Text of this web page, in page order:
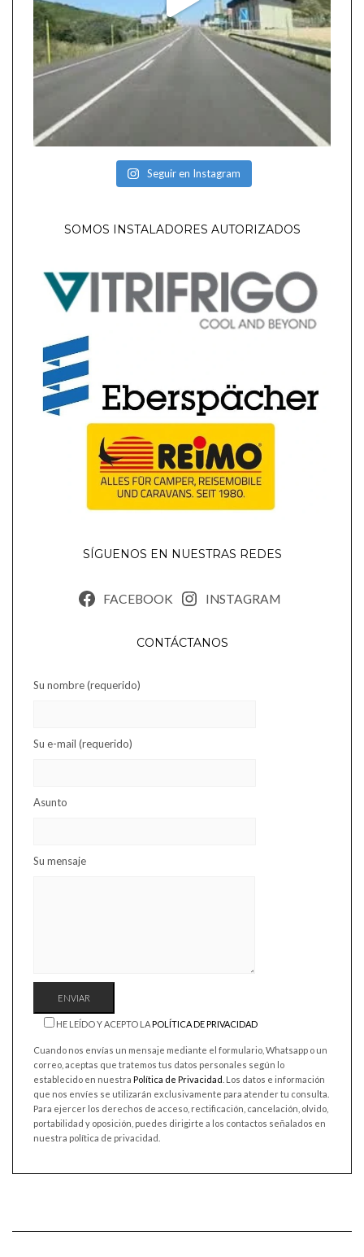
Seguir en Instagram
SOMOS INSTALADORES AUTORIZADOS
SÍGUENOS EN NUESTRAS REDES
FACEBOOK INSTAGRAM
CONTÁCTANOS
Su nombre (requerido)
Su e-mail (requerido)
Asunto
Su mensaje
HE LEÍDO Y ACEPTO LAPOLÍTICA DE PRIVACIDAD
Cuando nos envías un mensaje mediante el formulario, Whatsapp o un
correo, aceptas que tratemos tus datos personales según lo
establecido en nuestra Política de Privacidad . Los datos e información
que nos envíes se utilizarán exclusivamente para atender tu consulta.
Para ejercer los derechos de acceso, rectificación, cancelación, olvido,
portabilidad y oposición, puedes dirigirte a los contactos señalados en
nuestra política de privacidad.